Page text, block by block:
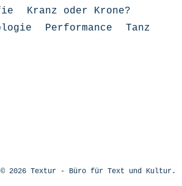
Kranz oder Krone?
Performance
Tanz
© 2026 Textur - Büro für Text und Kultur.